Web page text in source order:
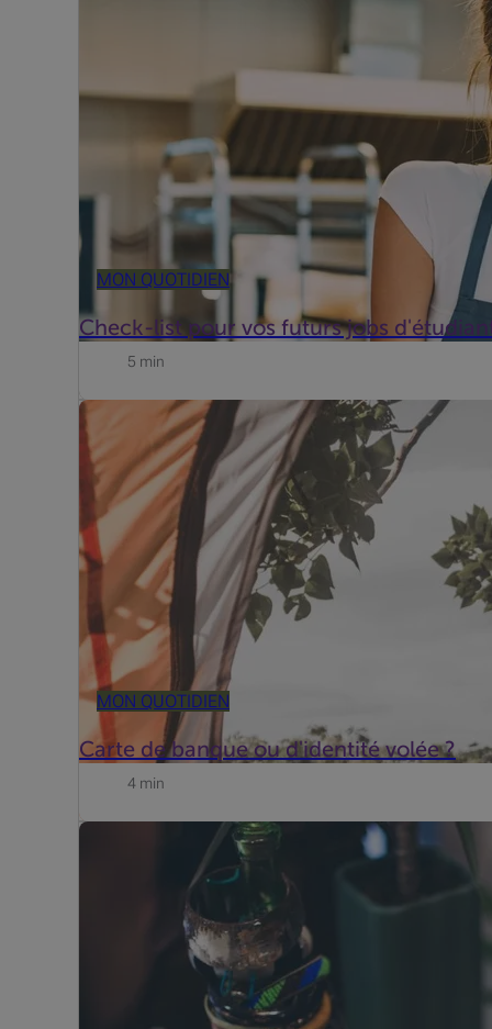
MON QUOTIDIEN
Check-list pour vos futurs jobs
l'enseignement secondaire et avoir quinze ans
5 min
MON QUOTIDIEN
Carte de banque ou d'identité volée ?
Vous êtes à l'aéroport et vous vous rendez compte
Heureusement, celle-ci n'est pas nécessaire, car il
4 min
Dans de nombreuses grandes villes chinoises, c'est
Bancontact a publié les résultats de sa grande